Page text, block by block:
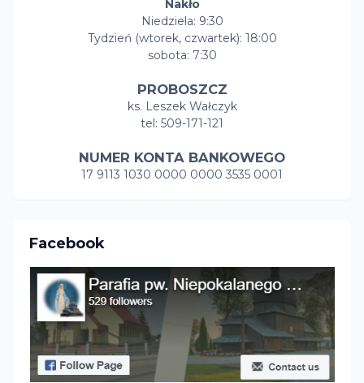
Nakło
Niedziela: 9:30
Tydzień (wtorek, czwartek): 18:00
sobota: 7:30
PROBOSZCZ
ks. Leszek Wałczyk
tel: 509-171-121
NUMER KONTA BANKOWEGO
17 9113 1030 0000 0000 3535 0001
Facebook